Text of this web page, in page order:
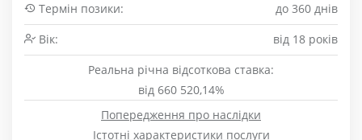
Термін позики:
до 360 днів
Вік:
від 18 років
Реальна річна відсоткова ставка:
від 660 520,14%
Попередження про наслідки
Істотні характеристики послуги